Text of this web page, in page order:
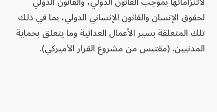
لحقوق الإنسان والقانون الإنساني الدولي، بما في ذلك
تلك المتعلقة بسير الأعمال العدائية وما يتعلق بحماية
المدنيين. (مقتبس من مشروع القرار الأميركي).